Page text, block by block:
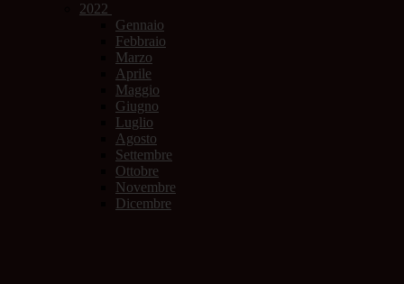
2022
Gennaio
Febbraio
Marzo
Aprile
Maggio
Giugno
Luglio
Agosto
Settembre
Ottobre
Novembre
Dicembre